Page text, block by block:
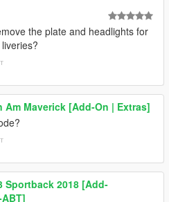
the plate and headlights for
Am Maverick [Add-On | Extras]
Sportback 2018 [Add-